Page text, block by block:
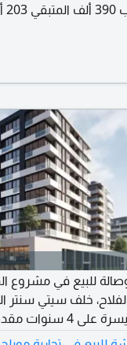
للبيع في مشروع
خلف سيتي سنتر
عصري ومساحات